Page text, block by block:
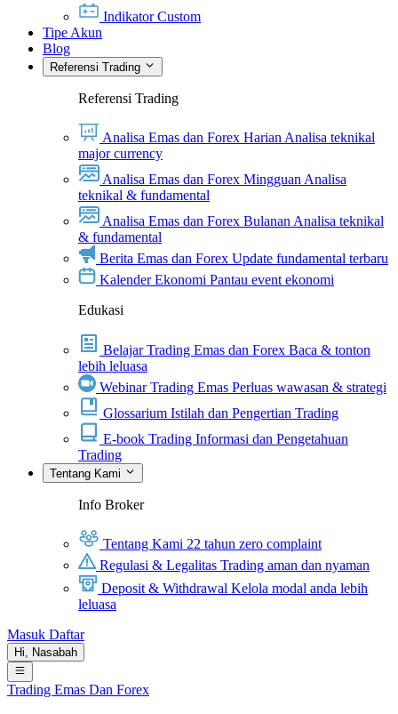
Indikator Custom
Tipe Akun
Blog
Referensi Trading
Referensi Trading
Analisa Emas dan Forex Harian Analisa teknikal
major currency
Analisa Emas dan Forex Mingguan Analisa
teknikal & fundamental
Analisa Emas dan Forex Bulanan Analisa teknikal
& fundamental
Berita Emas dan Forex Update fundamental terbaru
Kalender Ekonomi Pantau event ekonomi
Edukasi
Belajar Trading Emas dan Forex Baca & tonton
lebih leluasa
Webinar Trading Emas Perluas wawasan & strategi
Glossarium Istilah dan Pengertian Trading
E-book Trading Informasi dan Pengetahuan
Trading
Tentang Kami
Info Broker
Tentang Kami 22 tahun zero complaint
Regulasi & Legalitas Trading aman dan nyaman
Deposit & Withdrawal Kelola modal anda lebih
leluasa
Masuk Daftar
Hi, Nasabah
Trading Emas Dan Forex